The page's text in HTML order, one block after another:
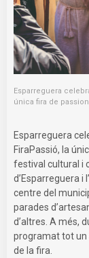
Esparreguera
única fira de
Esparreguera
FiraPassió, la
festival cultural i
d’Esparreguera i
centre del
parades
d’altres. A més,
programat tot
de la fira.